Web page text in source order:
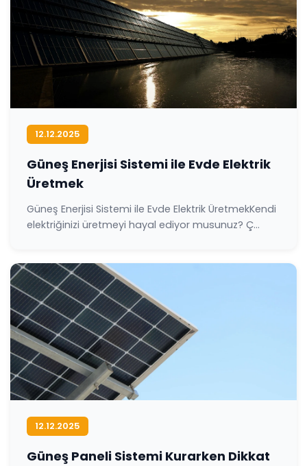
12.12.2025
Güneş Enerjisi Sistemi ile Evde Elektrik
Üretmek
Güneş Enerjisi Sistemi ile Evde Elektrik ÜretmekKendi
elektriğinizi üretmeyi hayal ediyor musunuz? Ç...
12.12.2025
Güneş Paneli Sistemi Kurarken Dikkat